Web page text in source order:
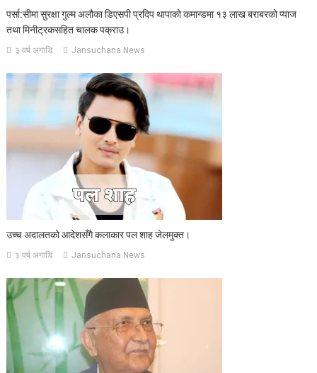
पर्सा:सीमा सुरक्षा गुल्म अलौका डिएसपी प्रदिप थापाको कमान्डमा १३ लाख बराबरको प्याज
तथा मिनीट्रकसहित चालक पक्राउ।
३ वर्ष अगाडि Jansuchana News
उच्च अदालतको आदेशसँगै कलाकार पल शाह जेलमुक्त।
३ वर्ष अगाडि Jansuchana News